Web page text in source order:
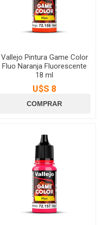
Vallejo Pintura Game Color
Fluo Naranja Fluorescente
18 ml
U$S 8